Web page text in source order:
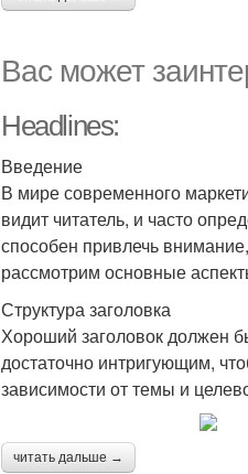
Вас может
Headlines:
Введение
В мире современного
видит читатель, и часто
способен привлечь
рассмотрим основные
Структура заголовка
Хороший заголовок должен
достаточно интригующим,
зависимости от темы и
читать дальше →